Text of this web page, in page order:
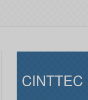
CINTTEC